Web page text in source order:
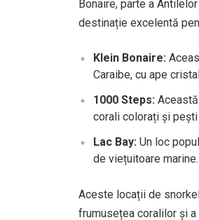
Bonaire, parte a
destinație excelentă
Klein Bonaire:
Caraibe, cu ape
1000 Steps:
corali colorați și
Lac Bay: Un loc
de viețuitoare marine.
Aceste locații de
frumusețea coralilor și